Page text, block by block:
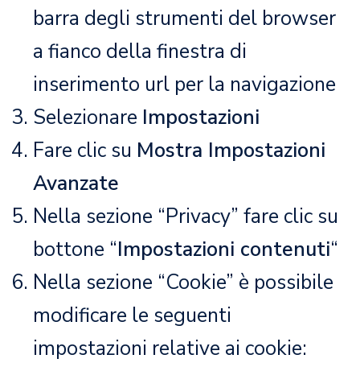
barra degli strumenti del browser
a fianco della finestra di
inserimento url per la navigazione
Selezionare Impostazioni
Fare clic su Mostra Impostazioni
Avanzate
Nella sezione “Privacy” fare clic su
bottone “Impostazioni contenuti“
Nella sezione “Cookie” è possibile
modificare le seguenti
impostazioni relative ai cookie: